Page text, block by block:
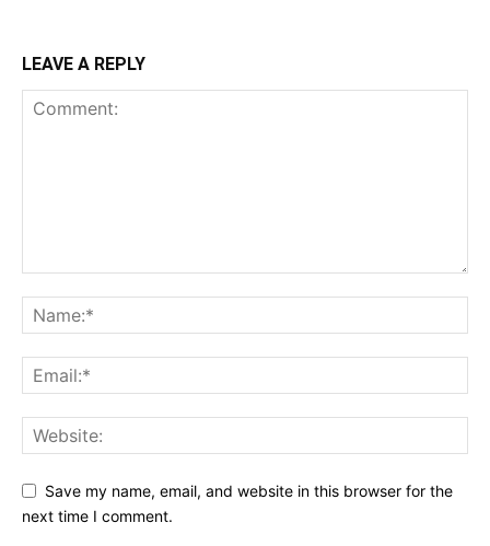
LEAVE A REPLY
Save my name, email, and website in this browser for the
next time I comment.